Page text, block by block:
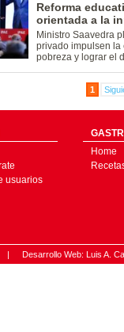
Reforma
orientada a la
Ministro Saavedra
privado impulsen
pobreza y lograr el
1
usuarios
Home
| Desarrollo Web: Luis